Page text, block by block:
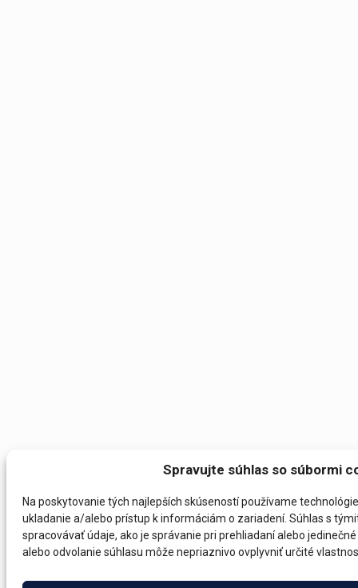
Spravujte súhlas so súbormi
Na poskytovanie tých najlepších skúseností používame
ukladanie a/alebo prístup k informáciám o zariadení. Súhlas s
spracovávať údaje, ako je správanie pri prehliadaní alebo
alebo odvolanie súhlasu môže nepriaznivo ovplyvniť určité